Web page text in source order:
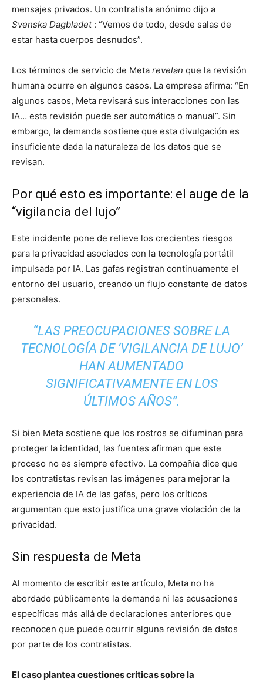
mensajes privados. Un contratista anónimo dijo a
Svenska Dagbladet: “Vemos de todo, desde salas de
estar hasta cuerpos desnudos”.
Los términos de servicio de Meta revelan que la revisión
humana ocurre en algunos casos. La empresa afirma: “En
algunos casos, Meta revisará sus interacciones con las
IA… esta revisión puede ser automática o manual”. Sin
embargo, la demanda sostiene que esta divulgación es
insuficiente dada la naturaleza de los datos que se
revisan.
Por qué esto es importante: el auge de la
“vigilancia del lujo”
Este incidente pone de relieve los crecientes riesgos
para la privacidad asociados con la tecnología portátil
impulsada por IA. Las gafas registran continuamente el
entorno del usuario, creando un flujo constante de datos
personales.
“LAS PREOCUPACIONES SOBRE LA
TECNOLOGÍA DE ‘VIGILANCIA DE LUJO’
HAN AUMENTADO
SIGNIFICATIVAMENTE EN LOS
ÚLTIMOS AÑOS”.
Si bien Meta sostiene que los rostros se difuminan para
proteger la identidad, las fuentes afirman que este
proceso no es siempre efectivo. La compañía dice que
los contratistas revisan las imágenes para mejorar la
experiencia de IA de las gafas, pero los críticos
argumentan que esto justifica una grave violación de la
privacidad.
Sin respuesta de Meta
Al momento de escribir este artículo, Meta no ha
abordado públicamente la demanda ni las acusaciones
específicas más allá de declaraciones anteriores que
reconocen que puede ocurrir alguna revisión de datos
por parte de los contratistas.
El caso plantea cuestiones críticas sobre la